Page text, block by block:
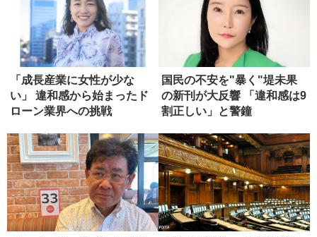
「成長産業に女性が少な
い」 違和感から始まったド
ローン業界への挑戦
国民の不安を"暴く"堤未果
の新刊が大反響 「違和感は9
割正しい」と警鐘